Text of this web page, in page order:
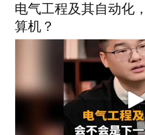
电气工程及其自动化
算机？